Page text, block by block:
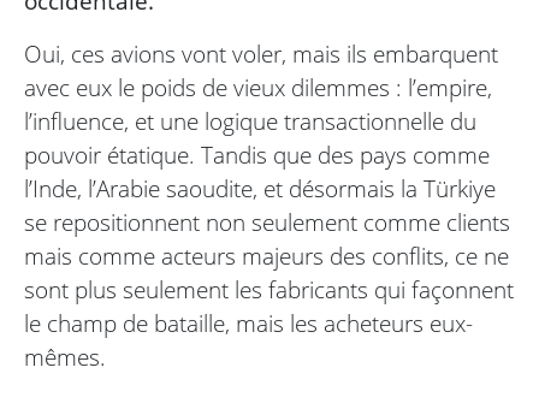
Oui, ces avions vont voler, mais ils embarquent
avec eux le poids de vieux dilemmes : l’empire,
l’influence, et une logique transactionnelle du
pouvoir étatique. Tandis que des pays comme
l’Inde, l’Arabie saoudite, et désormais la Türkiye
se repositionnent non seulement comme clients
mais comme acteurs majeurs des conflits, ce ne
sont plus seulement les fabricants qui façonnent
le champ de bataille, mais les acheteurs eux-
mêmes.